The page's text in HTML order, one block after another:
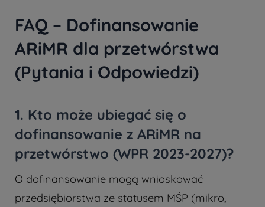
FAQ – Dofinansowanie
ARiMR dla przetwórstwa
(Pytania i Odpowiedzi)
1. Kto może ubiegać się o
dofinansowanie z ARiMR na
przetwórstwo (WPR 2023-2027)?
O dofinansowanie mogą wnioskować
przedsiębiorstwa ze statusem MŚP (mikro,